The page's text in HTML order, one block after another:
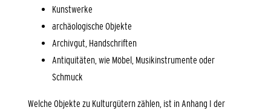
Kunstwerke
archäologische Objekte
Archivgut, Handschriften
Antiquitäten, wie Möbel, Musikinstrumente oder
Schmuck
Welche Objekte zu Kulturgütern zählen, ist in Anhang I der